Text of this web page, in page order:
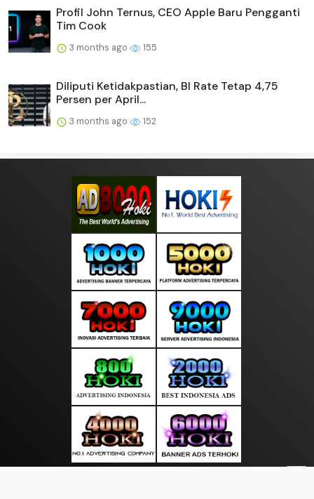
Profil John Ternus, CEO Apple Baru Pengganti
Tim Cook
3 months ago 155
Diliputi Ketidakpastian, BI Rate Tetap 4,75
Persen per April...
3 months ago 152